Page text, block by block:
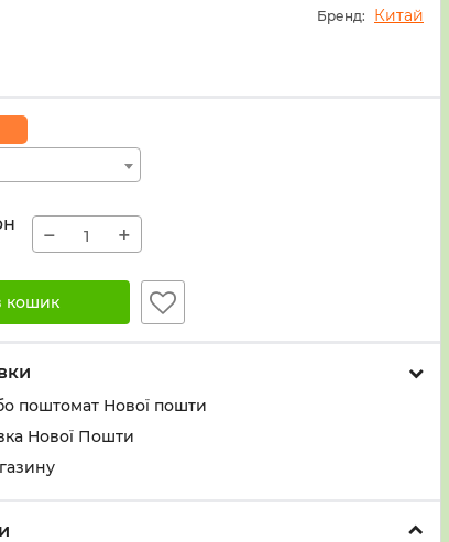
Бренд: Китай
− +
кошик
поштомат Нової пошти
Нової Пошти